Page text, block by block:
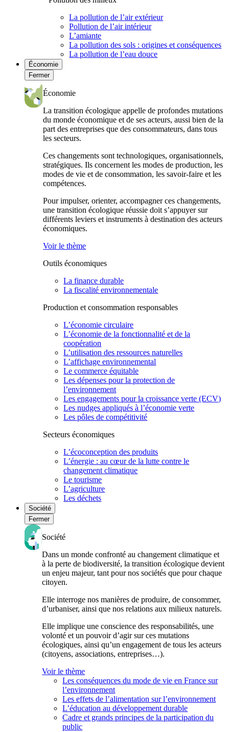
La pollution de l’air extérieur
Pollution de l’air intérieur
L’amiante
La pollution des sols : origines et conséquences
La pollution de l’eau douce
Économie
Fermer
Économie
La transition écologique appelle de profondes mutations
du monde économique et de ses acteurs, aussi bien de la
part des entreprises que des consommateurs, dans tous
les secteurs.
Ces changements sont technologiques, organisationnels,
stratégiques. Ils concernent les modes de production, les
modes de vie et de consommation, les savoir-faire et les
compétences.
Pour impulser, orienter, accompagner ces changements,
une transition écologique réussie doit s’appuyer sur
différents leviers et instruments à destination des acteurs
économiques.
Voir le thème
Outils économiques
La finance durable
La fiscalité environnementale
Production et consommation responsables
L’économie circulaire
L’économie de la fonctionnalité et de la
coopération
L’utilisation des ressources naturelles
L’affichage environnemental
Le commerce équitable
Les dépenses pour la protection de
l’environnement
Les engagements pour la croissance verte (ECV)
Les nudges appliqués à l’économie verte
Les pôles de compétitivité
Secteurs économiques
L’écoconception des produits
L’énergie : au cœur de la lutte contre le
changement climatique
Le tourisme
L’agriculture
Les déchets
Société
Fermer
Société
Dans un monde confronté au changement climatique et
à la perte de biodiversité, la transition écologique devient
un enjeu majeur, tant pour nos sociétés que pour chaque
citoyen.
Elle interroge nos manières de produire, de consommer,
d’urbaniser, ainsi que nos relations aux milieux naturels.
Elle implique une conscience des responsabilités, une
volonté et un pouvoir d’agir sur ces mutations
écologiques, ainsi qu’un engagement de tous les acteurs
(citoyens, associations, entreprises…).
Voir le thème
Les conséquences du mode de vie en France sur
l’environnement
Les effets de l’alimentation sur l’environnement
L’éducation au développement durable
Cadre et grands principes de la participation du
public